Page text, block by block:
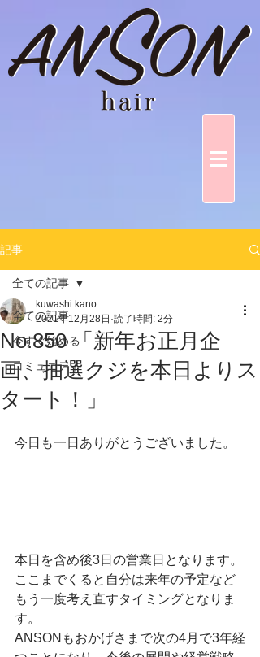
記事
全ての記事
今すぐ始める
コミュニティ
全ての記事
No.850 「新年お正月企
画、抽選クジを本日よりス
タート！」
kuwashi kano
2021年12月28日 読了時間: 2分
今日も一日ありがとうございました。
本日を含め後3日の営業日となります。
ここまでくると自分は来年の予定など
もう一度考え直すタイミングとなりま
す。
ANSONもおかげさまで次の4月で3年経